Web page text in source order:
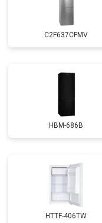
C2F637CFMV
HBM-686B
HTTF-406TW